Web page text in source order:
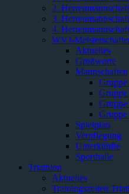
2. Herrenmannschaft
3. Herrenmannschaft
4. Herrenmannschaft
WVJ-
Aktuelles
Grußworte
Mannschaften
Gruppe
Gruppe
Spielplan
Verpflegung
Unterkünfte
Sporthalle
Triathlon
Aktuelles
Trainingszeiten